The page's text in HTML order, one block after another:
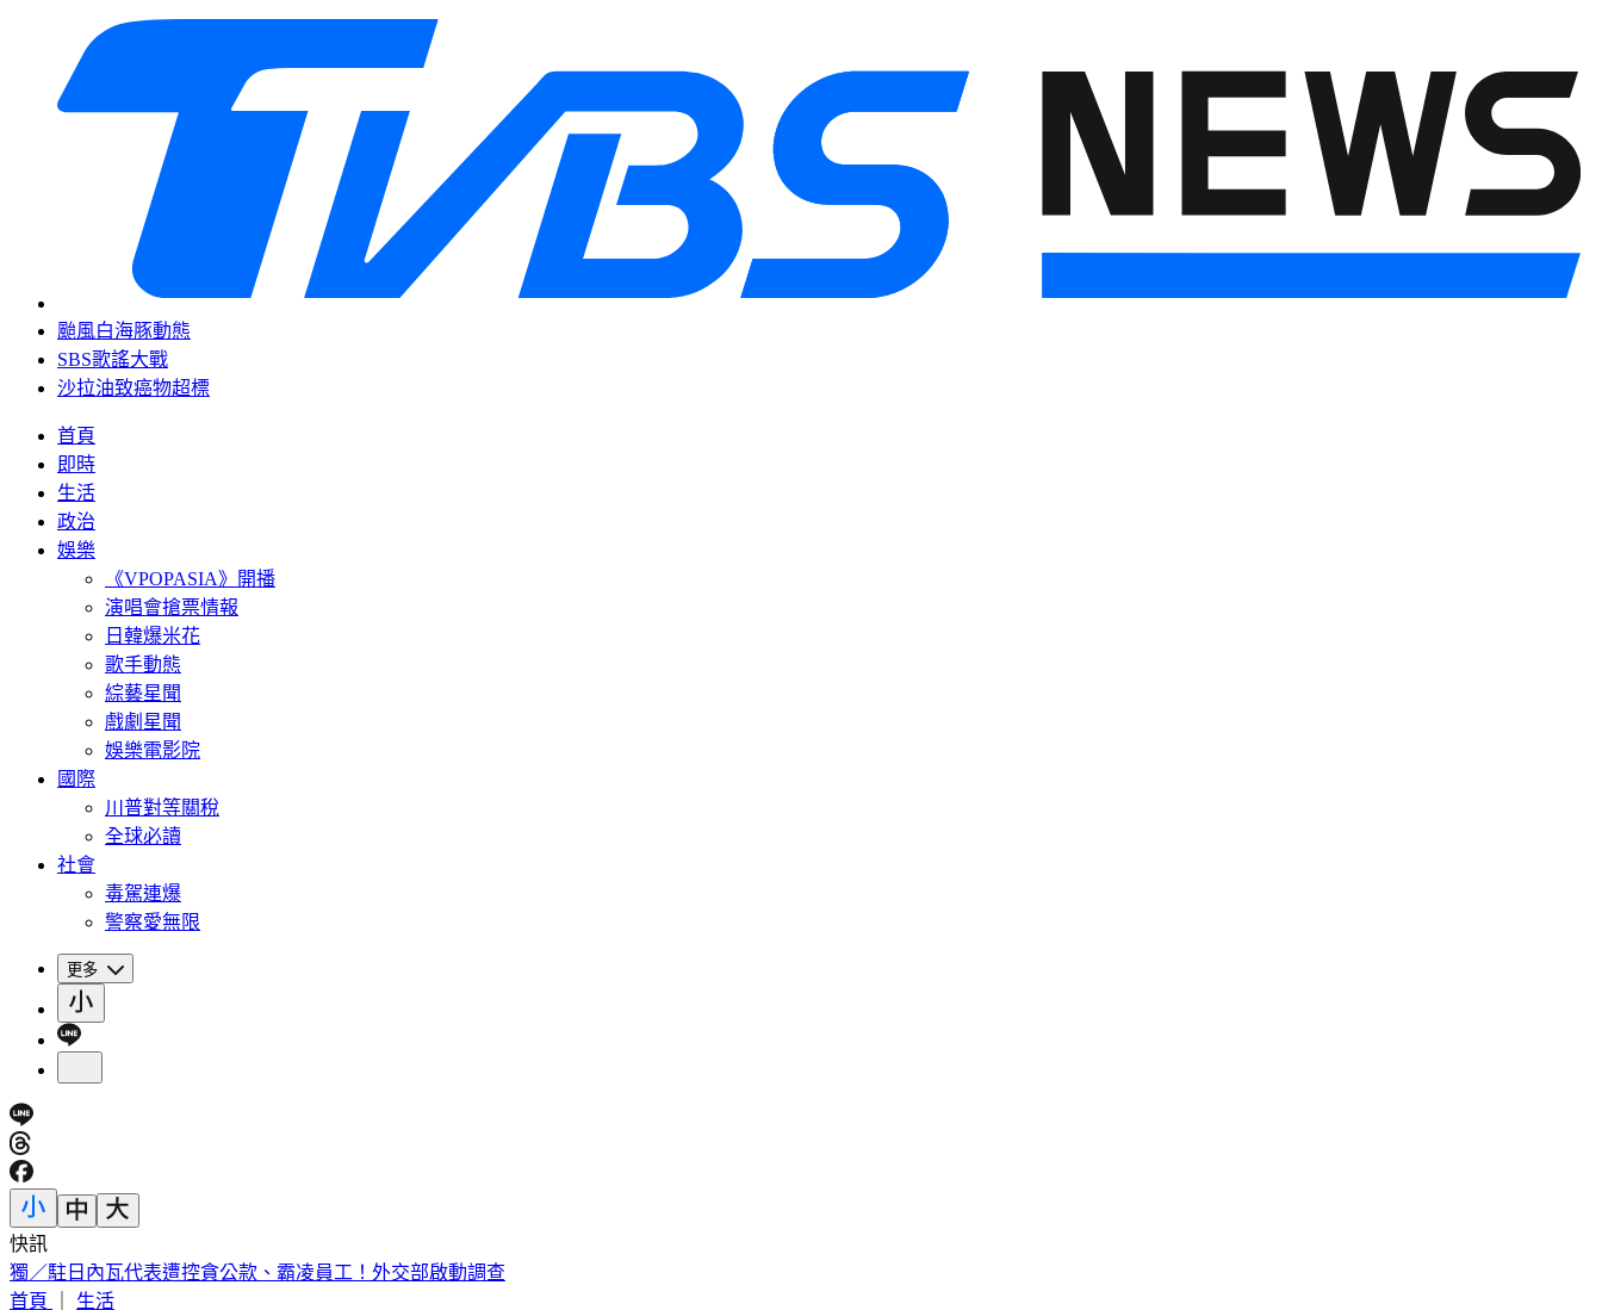
颱風白海豚動態
SBS歌謠大戰
沙拉油致癌物超標
首頁
即時
生活
政治
娛樂
《VPOPASIA》開播
演唱會搶票情報
日韓爆米花
歌手動態
綜藝星聞
戲劇星聞
娛樂電影院
國際
川普對等關稅
全球必讀
社會
毒駕連爆
警察愛無限
更多
快訊
獨／駐日內瓦代表遭控貪公款、霸凌員工！外交部啟動調查
首頁
生活